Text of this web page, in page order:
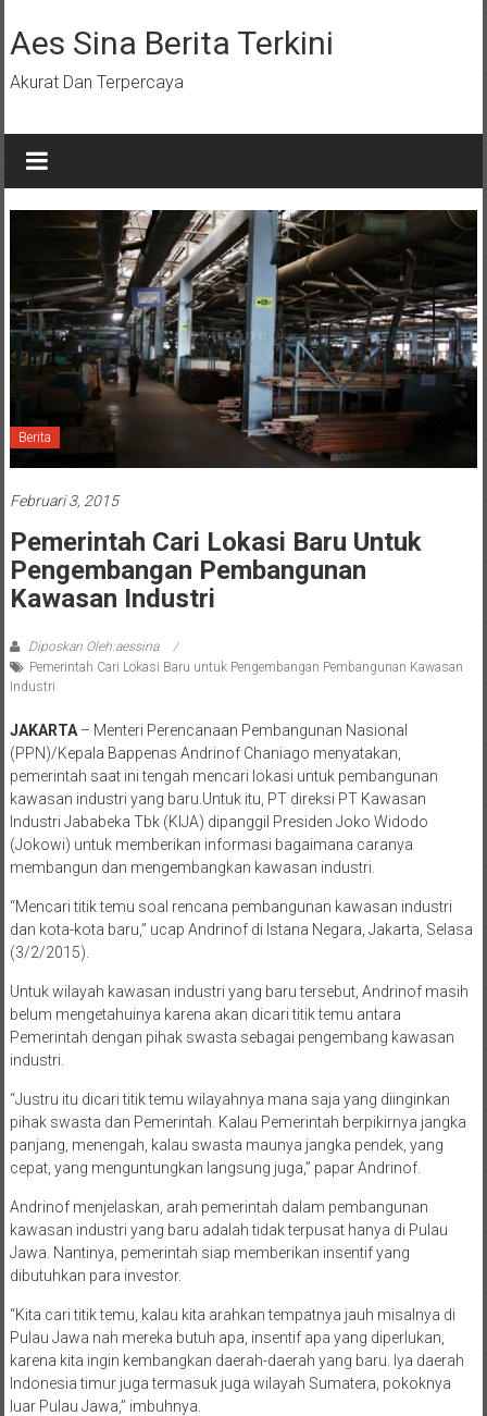
ke
konten
Aes Sina Berita Terkini
Akurat Dan Terpercaya
Berita
Februari 3, 2015
Pemerintah Cari Lokasi Baru Untuk
Pengembangan Pembangunan
Kawasan Industri
Diposkan Oleh:aessina
Pemerintah Cari Lokasi Baru untuk Pengembangan Pembangunan Kawasan
Industri
JAKARTA– Menteri Perencanaan Pembangunan Nasional
(PPN)/Kepala Bappenas Andrinof Chaniago menyatakan,
pemerintah saat ini tengah mencari lokasi untuk pembangunan
kawasan industri yang baru.Untuk itu, PT direksi PT Kawasan
Industri Jababeka Tbk (KIJA) dipanggil Presiden Joko Widodo
(Jokowi) untuk memberikan informasi bagaimana caranya
membangun dan mengembangkan kawasan industri.
“Mencari titik temu soal rencana pembangunan kawasan industri
dan kota-kota baru,” ucap Andrinof di Istana Negara, Jakarta, Selasa
(3/2/2015).
Untuk wilayah kawasan industri yang baru tersebut, Andrinof masih
belum mengetahuinya karena akan dicari titik temu antara
Pemerintah dengan pihak swasta sebagai pengembang kawasan
industri.
“Justru itu dicari titik temu wilayahnya mana saja yang diinginkan
pihak swasta dan Pemerintah. Kalau Pemerintah berpikirnya jangka
panjang, menengah, kalau swasta maunya jangka pendek, yang
cepat, yang menguntungkan langsung juga,” papar Andrinof.
Andrinof menjelaskan, arah pemerintah dalam pembangunan
kawasan industri yang baru adalah tidak terpusat hanya di Pulau
Jawa. Nantinya, pemerintah siap memberikan insentif yang
dibutuhkan para investor.
“Kita cari titik temu, kalau kita arahkan tempatnya jauh misalnya di
Pulau Jawa nah mereka butuh apa, insentif apa yang diperlukan,
karena kita ingin kembangkan daerah-daerah yang baru. Iya daerah
Indonesia timur juga termasuk juga wilayah Sumatera, pokoknya
luar Pulau Jawa,” imbuhnya.